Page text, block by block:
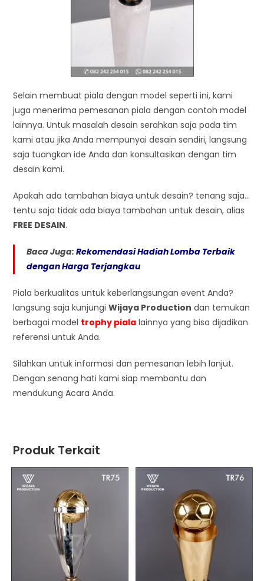
Selain membuat piala dengan model seperti ini, kami
juga menerima pemesanan piala dengan contoh model
lainnya. Untuk masalah desain serahkan saja pada tim
kami atau jika Anda mempunyai desain sendiri, langsung
saja tuangkan ide Anda dan konsultasikan dengan tim
desain kami.
Apakah ada tambahan biaya untuk desain? tenang saja…
tentu saja tidak ada biaya tambahan untuk desain, alias
FREE DESAIN.
Baca Juga:Rekomendasi Hadiah Lomba Terbaik
dengan Harga Terjangkau
Piala berkualitas untuk keberlangsungan event Anda?
langsung saja kunjungiWijaya Production dan temukan
berbagai model trophy piala lainnya yang bisa dijadikan
referensi untuk Anda.
Silahkan untuk informasi dan pemesanan lebih lanjut.
Dengan senang hati kami siap membantu dan
mendukung Acara Anda.
Produk Terkait